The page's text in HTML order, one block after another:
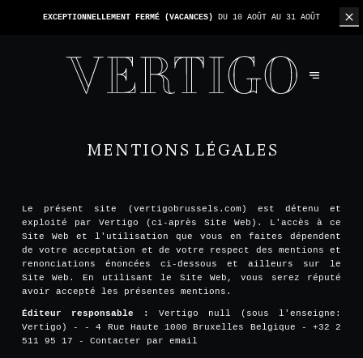
EXCEPTIONNELLEMENT FERMÉ (VACANCES) DU 10 AOÛT AU 31 AOÛT
MENTIONS LÉGALES
Le présent site (vertigobrussels.com) est détenu et
exploité par Vertigo (ci-après Site Web). L'accès à ce
Site Web et l'utilisation que vous en faites dépendent
de votre acceptation et de votre respect des mentions et
renonciations énoncées ci-dessous et ailleurs sur le
Site Web. En utilisant le Site Web, vous serez réputé
avoir accepté les présentes mentions.
Éditeur responsable :
Vertigo null (sous l'enseigne:
Vertigo) - - 4 Rue Haute 1000 Bruxelles Belgique - +32 2
511 95 17 - Contacter par email